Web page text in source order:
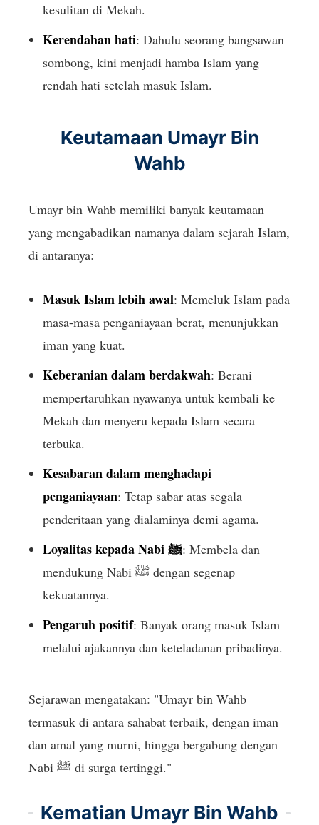
kesulitan di Mekah.
Kerendahan hati: Dahulu seorang bangsawan
sombong, kini menjadi hamba Islam yang
rendah hati setelah masuk Islam.
Keutamaan Umayr Bin
Wahb
Umayr bin Wahb memiliki banyak keutamaan
yang mengabadikan namanya dalam sejarah Islam,
di antaranya:
Masuk Islam lebih awal: Memeluk Islam pada
masa-masa penganiayaan berat, menunjukkan
iman yang kuat.
Keberanian dalam berdakwah: Berani
mempertaruhkan nyawanya untuk kembali ke
Mekah dan menyeru kepada Islam secara
terbuka.
Kesabaran dalam menghadapi
penganiayaan: Tetap sabar atas segala
penderitaan yang dialaminya demi agama.
Loyalitas kepada Nabi ﷺ: Membela dan
mendukung Nabi ﷺ dengan segenap
kekuatannya.
Pengaruh positif: Banyak orang masuk Islam
melalui ajakannya dan keteladanan pribadinya.
Sejarawan mengatakan: "Umayr bin Wahb
termasuk di antara sahabat terbaik, dengan iman
dan amal yang murni, hingga bergabung dengan
Nabi ﷺ di surga tertinggi."
Kematian Umayr Bin Wahb